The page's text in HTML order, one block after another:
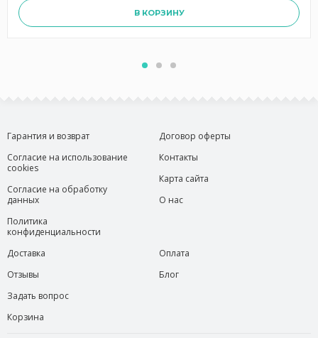
В КОРЗИНУ
Гарантия и возврат
Согласие на использование
cookies
Согласие на обработку
данных
Политика
конфиденциальности
Договор оферты
Контакты
Карта сайта
О нас
Доставка
Отзывы
Задать вопрос
Корзина
Оплата
Блог